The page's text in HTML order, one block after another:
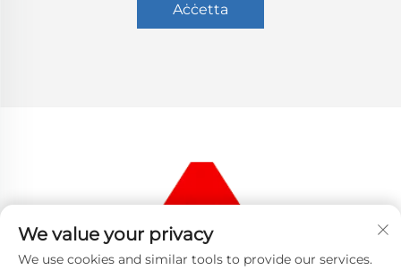
Aċċetta
We value your privacy
We use cookies and similar tools to provide our services.